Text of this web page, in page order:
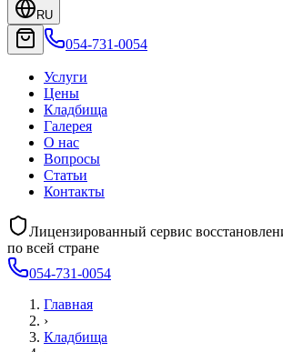
RU
054-731-0054
Услуги
Цены
Кладбища
Галерея
О нас
Вопросы
Статьи
Контакты
Лицензированный сервис
по всей стране
054-731-0054
Главная
›
Кладбища